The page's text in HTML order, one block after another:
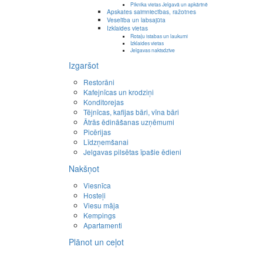
Piknika vietas Jelgavā un apkārtnē
Apskates saimniecības, ražotnes
Veselība un labsajūta
Izklaides vietas
Rotaļu istabas un laukumi
Izklaides vietas
Jelgavas naktsdzīve
Izgaršot
Restorāni
Kafejnīcas un krodziņi
Konditorejas
Tējnīcas, kafijas bāri, vīna bāri
Ātrās ēdināšanas uzņēmumi
Picērijas
Līdzņemšanai
Jelgavas pilsētas īpašie ēdieni
Nakšņot
Viesnīca
Hosteļi
Viesu māja
Kempings
Apartamenti
Plānot un ceļot